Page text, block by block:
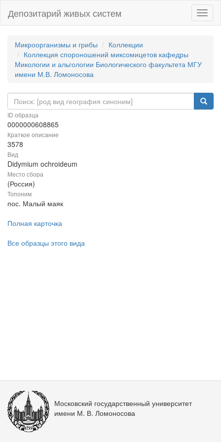
Депозитарий живых систем
Микроорганизмы и грибы
Коллекции
Коллекция спороношений миксомицетов кафедры
Микологии и альгологии Биологического факультета МГУ
имени М.В. Ломоносова
ID образца
0000000608865
Краткое описание
3578
Вид
Didymium ochroideum
Место сбора
(Россия)
Топоним
пос. Малый маяк
Полная карточка
Все образцы этого вида
Московский государственный университет
имени М. В. Ломоносова